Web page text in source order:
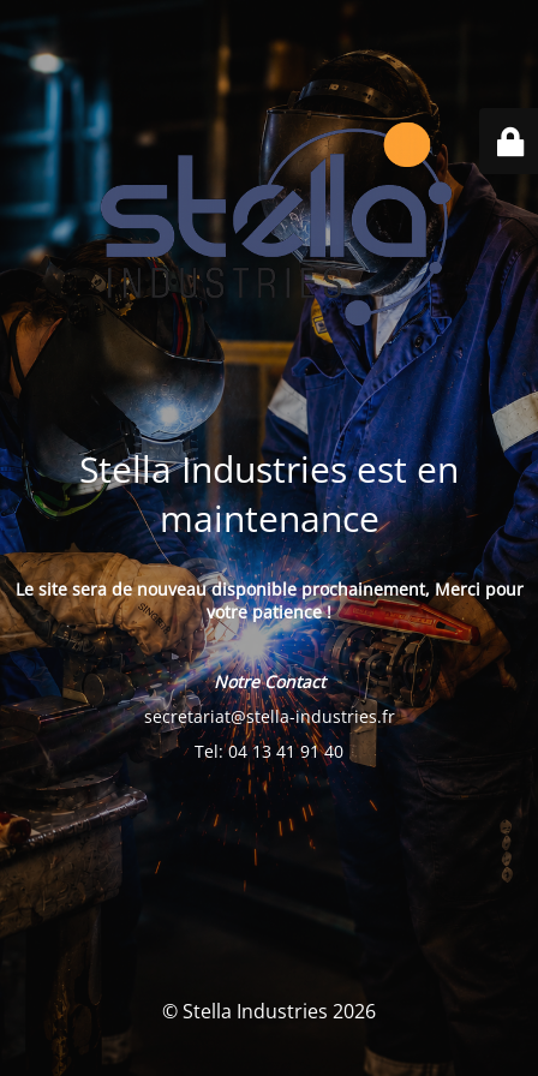
Stella Industries est en
maintenance
Le site sera de nouveau disponible prochainement, Merci pour
votre patience !
Notre Contact
secretariat@stella-industries.fr
Tel: 04 13 41 91 40
© Stella Industries 2026